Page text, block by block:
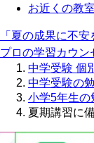
お近くの教室
「夏の成果に不
プロの学習カウン
中学受験 個
中学受験の
小学5年生の
夏期講習に